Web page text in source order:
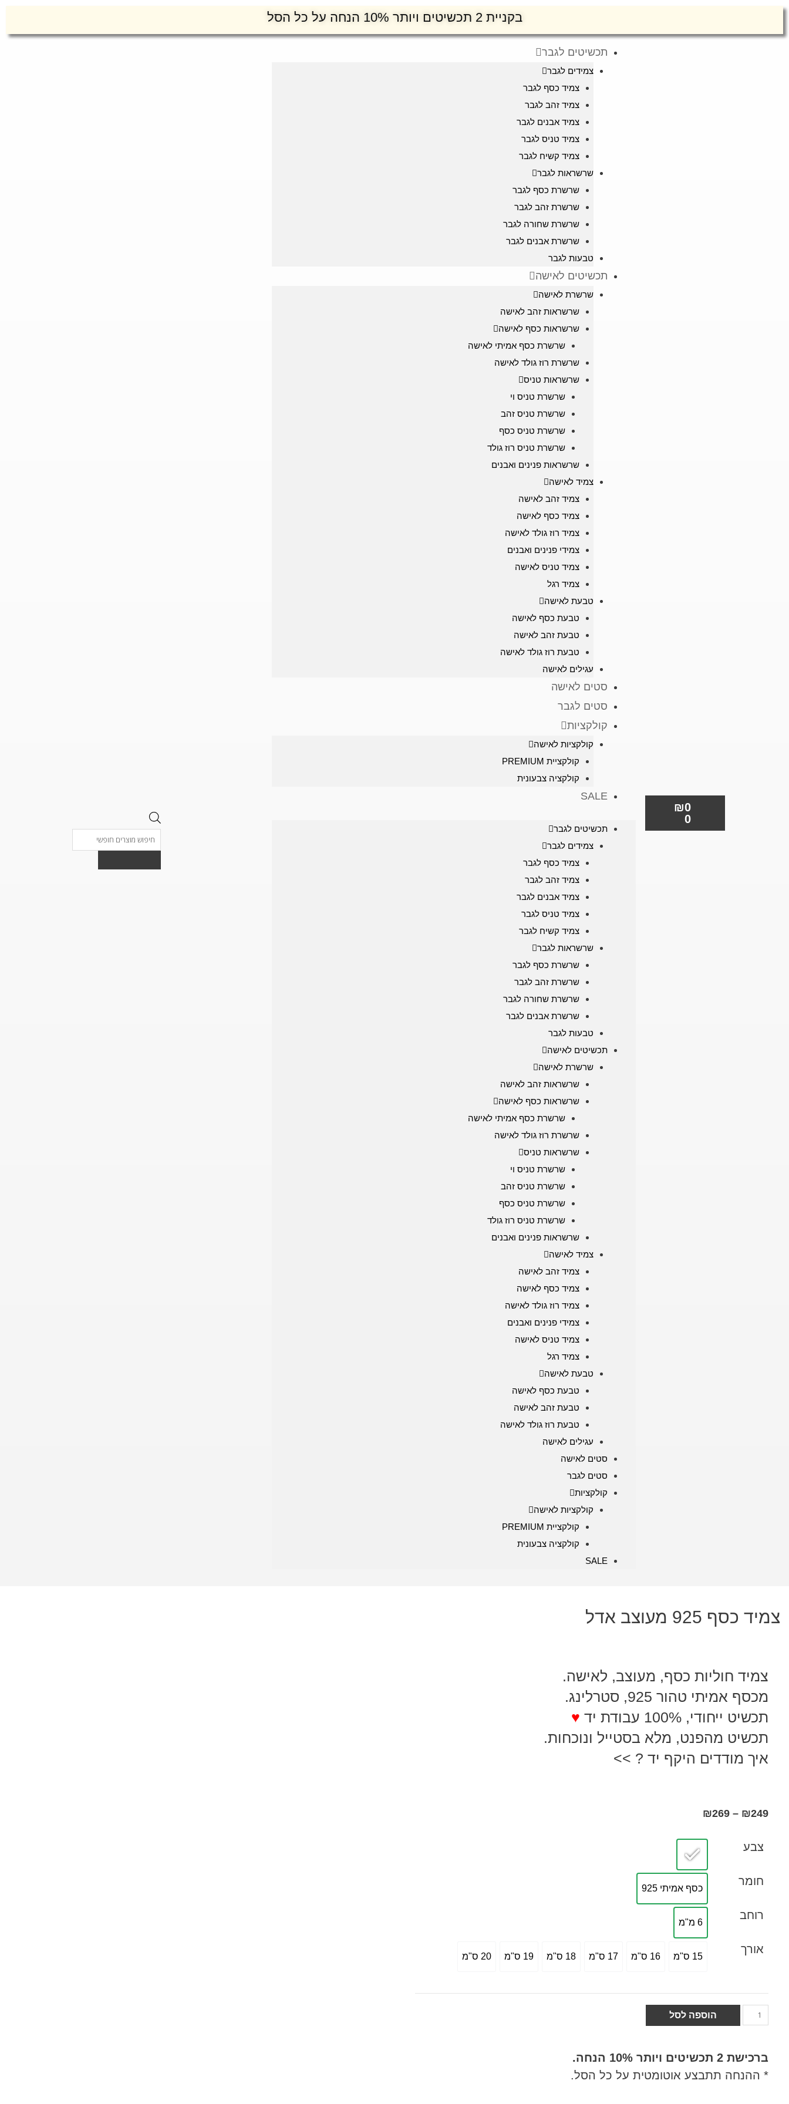
בקניית 2 תכשיטים ויותר 10% הנחה על כל הסל
₪0
0
תכשיטים לגבר
צמידים לגבר
צמיד כסף לגבר
צמיד זהב לגבר
צמיד אבנים לגבר
צמיד טניס לגבר
צמיד קשיח לגבר
שרשראות לגבר
שרשרת כסף לגבר
שרשרת זהב לגבר
שרשרת שחורה לגבר
שרשרת אבנים לגבר
טבעות לגבר
תכשיטים לאישה
שרשרת לאישה
שרשראות זהב לאישה
שרשראות כסף לאישה
שרשרת כסף אמיתי לאישה
שרשרת רוז גולד לאישה
שרשראות טניס
שרשרת טניס וי
שרשרת טניס זהב
שרשרת טניס כסף
שרשרת טניס רוז גולד
שרשראות פנינים ואבנים
צמיד לאישה
צמיד זהב לאישה
צמיד כסף לאישה
צמיד רוז גולד לאישה
צמידי פנינים ואבנים
צמיד טניס לאישה
צמיד רגל
טבעת לאישה
טבעת כסף לאישה
טבעת זהב לאישה
טבעת רוז גולד לאישה
עגילים לאישה
סטים לאישה
סטים לגבר
קולקציות
קולקציות לאישה
קולקציית PREMIUM
קולקציה צבעונית
SALE
תכשיטים לגבר
צמידים לגבר
צמיד כסף לגבר
צמיד זהב לגבר
צמיד אבנים לגבר
צמיד טניס לגבר
צמיד קשיח לגבר
שרשראות לגבר
שרשרת כסף לגבר
שרשרת זהב לגבר
שרשרת שחורה לגבר
שרשרת אבנים לגבר
טבעות לגבר
תכשיטים לאישה
שרשרת לאישה
שרשראות זהב לאישה
שרשראות כסף לאישה
שרשרת כסף אמיתי לאישה
שרשרת רוז גולד לאישה
שרשראות טניס
שרשרת טניס וי
שרשרת טניס זהב
שרשרת טניס כסף
שרשרת טניס רוז גולד
שרשראות פנינים ואבנים
צמיד לאישה
צמיד זהב לאישה
צמיד כסף לאישה
צמיד רוז גולד לאישה
צמידי פנינים ואבנים
צמיד טניס לאישה
צמיד רגל
טבעת לאישה
טבעת כסף לאישה
טבעת זהב לאישה
טבעת רוז גולד לאישה
עגילים לאישה
סטים לאישה
סטים לגבר
קולקציות
קולקציות לאישה
קולקציית PREMIUM
קולקציה צבעונית
SALE
צמיד כסף 925 מעוצב אדל
צמיד חוליות כסף, מעוצב, לאישה.
מכסף אמיתי טהור 925, סטרלינג.
תכשיט ייחודי, 100% עבודת יד
♥
תכשיט מהפנט, מלא בסטייל ונוכחות.
איך מודדים היקף יד ? >>
₪249
–
₪269
צבע
חומר
כסף אמיתי 925
רוחב
6 מ"מ
אורך
15 ס"מ 16 ס"מ 17 ס"מ 18 ס"מ 19 ס"מ 20 ס"מ
הוספה לסל
ברכישת
* ההנחה תתבצע אוטומטית על כל הסל.